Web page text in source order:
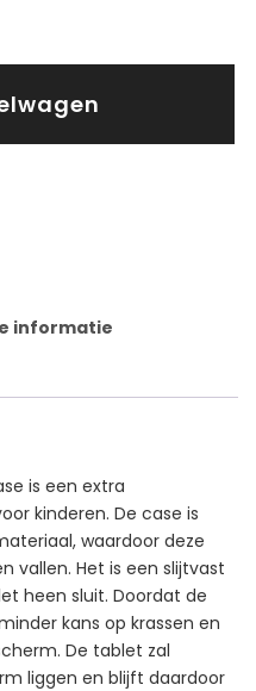
informatie
is een extra
kinderen. De case is
waardoor deze
vallen. Het is een slijtvast
heen sluit. Doordat de
kans op krassen en
De tablet zal
liggen en blijft daardoor